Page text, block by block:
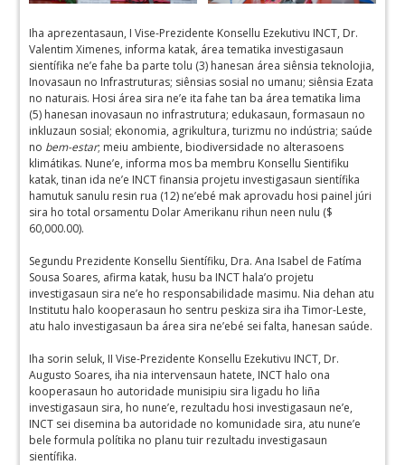
Iha aprezentasaun, I Vise-Prezidente Konsellu Ezekutivu INCT, Dr.
Valentim Ximenes, informa katak, área tematika investigasaun
sientífika ne’e fahe ba parte tolu (3) hanesan área siênsia teknolojia,
Inovasaun no Infrastruturas; siênsias sosial no umanu; siênsia Ezata
no naturais. Hosi área sira ne’e ita fahe tan ba área tematika lima
(5) hanesan inovasaun no infrastrutura; edukasaun, formasaun no
inkluzaun sosial; ekonomia, agrikultura, turizmu no indústria; saúde
no bem-estar; meiu ambiente, biodiversidade no alterasoens
klimátikas. Nune’e, informa mos ba membru Konsellu Sientifiku
katak, tinan ida ne’e INCT finansia projetu investigasaun sientífika
hamutuk sanulu resin rua (12) ne’ebé mak aprovadu hosi painel júri
sira ho total orsamentu Dolar Amerikanu rihun neen nulu ($
60,000.00).
Segundu Prezidente Konsellu Sientífiku, Dra. Ana Isabel de Fatíma
Sousa Soares, afirma katak, husu ba INCT hala’o projetu
investigasaun sira ne’e ho responsabilidade masimu. Nia dehan atu
Institutu halo kooperasaun ho sentru peskiza sira iha Timor-Leste,
atu halo investigasaun ba área sira ne’ebé sei falta, hanesan saúde.
Iha sorin seluk, II Vise-Prezidente Konsellu Ezekutivu INCT, Dr.
Augusto Soares, iha nia intervensaun hatete, INCT halo ona
kooperasaun ho autoridade munisipiu sira ligadu ho liña
investigasaun sira, ho nune’e, rezultadu hosi investigasaun ne’e,
INCT sei disemina ba autoridade no komunidade sira, atu nune’e
bele formula polítika no planu tuir rezultadu investigasaun
sientífika.